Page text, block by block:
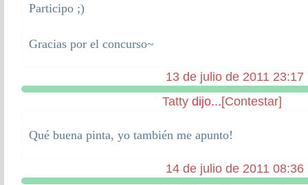
Participo ;)
Gracias por el concurso~
13 de julio de 2011 23:17
Tattydijo...[Contestar]
Qué buena pinta, yo también me apunto!
14 de julio de 2011 08:36